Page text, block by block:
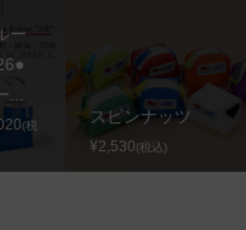
ー
(税
スピンナッツ
¥2,530(税込)